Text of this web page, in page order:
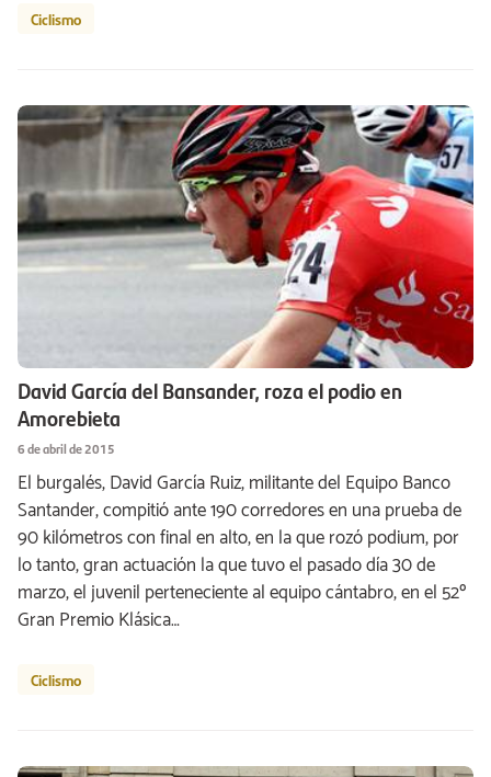
Ciclismo
David García del Bansander, roza el podio en
Amorebieta
6 de abril de 2015
El burgalés, David García Ruiz, militante del Equipo Banco
Santander, compitió ante 190 corredores en una prueba de
90 kilómetros con final en alto, en la que rozó podium, por
lo tanto, gran actuación la que tuvo el pasado día 30 de
marzo, el juvenil perteneciente al equipo cántabro, en el 52º
Gran Premio Klásica…
Ciclismo